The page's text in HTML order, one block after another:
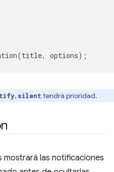
(title, options);
, silent tendrá prioridad.
las notificaciones